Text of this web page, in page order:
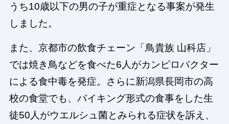
うち10歳以下の男の子が重症となる事案が発生
しました。
また、京都市の飲食チェーン「鳥貴族 山科店」
では焼き鳥などを食べた6人がカンピロバクター
による食中毒を発症。さらに新潟県長岡市の高
校の食堂でも、バイキング形式の食事をした生
徒50人がウエルシュ菌とみられる症状を訴え、